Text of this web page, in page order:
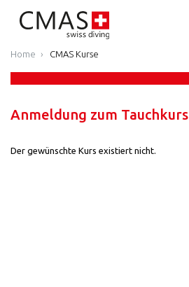
Home CMAS Kurse
Anmeldung zum Tauchkurs
Der gewünschte Kurs existiert nicht.